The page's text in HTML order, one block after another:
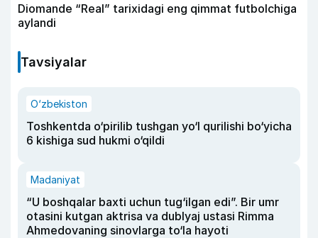
Diomande “Real” tarixidagi eng qimmat futbolchiga
aylandi
Tavsiyalar
O‘zbekiston
Toshkentda o‘pirilib tushgan yo‘l qurilishi bo‘yicha
6 kishiga sud hukmi o‘qildi
Madaniyat
“U boshqalar baxti uchun tug‘ilgan edi”. Bir umr
otasini kutgan aktrisa va dublyaj ustasi Rimma
Ahmedovaning sinovlarga to‘la hayoti